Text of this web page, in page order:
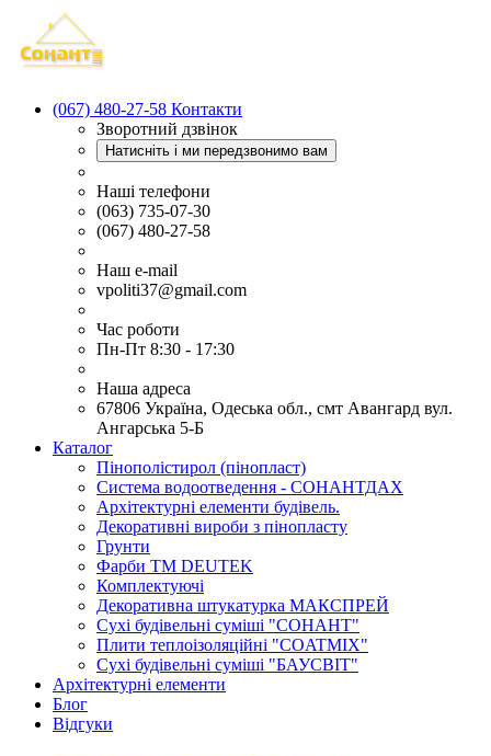
(067) 480-27-58 Контакти
Зворотний дзвінок
Натисніть і ми передзвонимо вам
Наші телефони
(063) 735-07-30
(067) 480-27-58
Наш e-mail
vpoliti37@gmail.com
Час роботи
Пн-Пт 8:30 - 17:30
Наша адреса
67806 Україна, Одеська обл., смт Авангард вул.
Ангарська 5-Б
Каталог
Пінополістирол (пінопласт)
Система водоотведення - СОНАНТДАХ
Архітектурні елементи будівель.
Декоративні вироби з пінопласту
Грунти
Фарби ТМ DEUTEK
Комплектуючі
Декоративна штукатурка МАКСПРЕЙ
Сухі будівельні суміші "СОНАНТ"
Плити теплоізоляційні "COATMIX"
Сухі будівельні суміші "БАУСВІТ"
Архітектурні елементи
Блог
Відгуки